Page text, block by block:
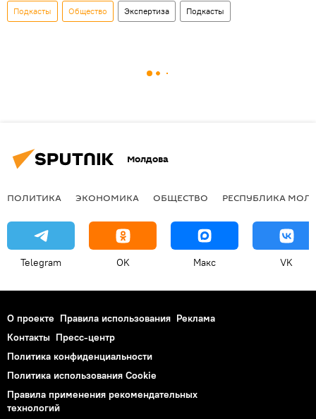
Подкасты Общество Экспертиза Подкасты
Молдова
ПОЛИТИКА ЭКОНОМИКА ОБЩЕСТВО РЕСПУБЛИКА
Telegram OK Макс VK
О проекте Правила использования Реклама
Контакты Пресс-центр
Политика конфиденциальности
Политика использования Cookie
Правила применения рекомендательных
технологий